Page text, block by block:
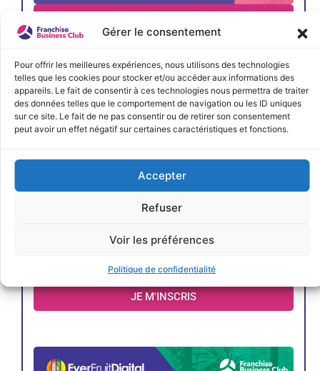
Gérer le consentement
Pour offrir les meilleures expériences, nous utilisons des technologies
telles que les cookies pour stocker et/ou accéder aux informations des
appareils. Le fait de consentir à ces technologies nous permettra de traiter
des données telles que le comportement de navigation ou les ID uniques
sur ce site. Le fait de ne pas consentir ou de retirer son consentement
peut avoir un effet négatif sur certaines caractéristiques et fonctions.
Accepter
Refuser
Voir les préférences
Politique de confidentialité
< Précédent Évènements suivants >
JE M'INSCRIS